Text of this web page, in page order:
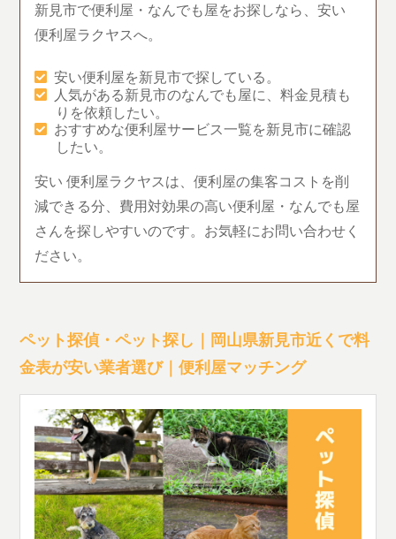
新見市で便利屋・なんでも屋をお探しなら、安い
便利屋ラクヤスへ。
安い便利屋を新見市で探している。
人気がある新見市のなんでも屋に、料金見積も
りを依頼したい。
おすすめな便利屋サービス一覧を新見市に確認
したい。
安い 便利屋ラクヤスは、便利屋の集客コストを削
減できる分、費用対効果の高い便利屋・なんでも屋
さんを探しやすいのです。お気軽にお問い合わせく
ださい。
ペット探偵・ペット探し｜岡山県新見市近くで料
金表が安い業者選び｜便利屋マッチング